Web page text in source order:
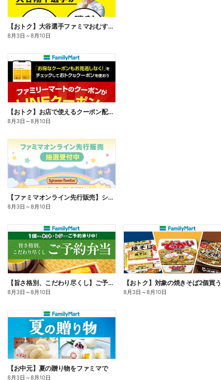
【おトク】大谷選手ファミマおむすび割
8月3日 ～8月10日
【おトク】お店で使えるクーポン配信中
8月3日 ～8月10日
【ファミマオンライン先行販売】シルバニアファミリー
8月3日 ～8月10日
【旨さ格別、こだわり尽くし】ご予約弁当
8月3日 ～8月10日 8月3日 ～8月10日
【お中元】夏の贈り物をファミマで
8月3日 ～8月10日